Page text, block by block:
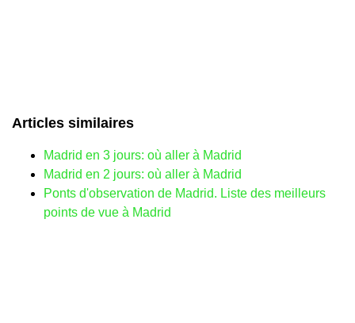
Articles similaires
Madrid en 3 jours: où aller à Madrid
Madrid en 2 jours: où aller à Madrid
Ponts d'observation de Madrid. Liste des meilleurs
points de vue à Madrid